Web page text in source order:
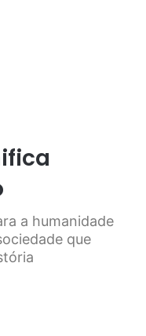
a humanidade
que